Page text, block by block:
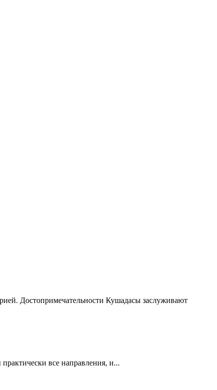
Достопримечательности Кушадасы заслуживают
все направления, и...